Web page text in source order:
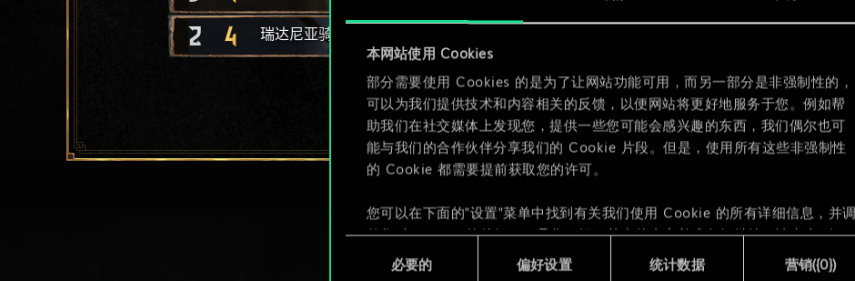
本网站使用 Cookies
部分需要使用 Cookies 的是为了让网站功能可用，而另一部分是非强制性的，
可以为我们提供技术和内容相关的反馈，以便网站将更好地服务于您。例如帮
助我们在社交媒体上发现您，提供一些您可能会感兴趣的东西，我们偶尔也可
能与我们的合作伙伴分享我们的 Cookie 片段。但是，使用所有这些非强制性
的 Cookie 都需要提前获取您的许可。
您可以在下面的"设置"菜单中找到有关我们使用 Cookie 的所有详细信息，并调
整您对 Cookie 的偏好。一旦您了解了其中的内容并准备好继续，请点击"确
定"。
必要的 偏好设置 统计数据 营销({0})
2 4 瑞达尼亚骑士